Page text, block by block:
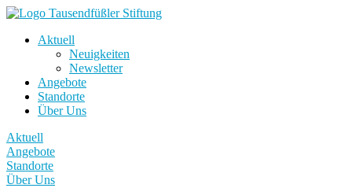
Aktuell
Neuigkeiten
Newsletter
Angebote
Standorte
Über Uns
Aktuell
Angebote
Standorte
Über Uns